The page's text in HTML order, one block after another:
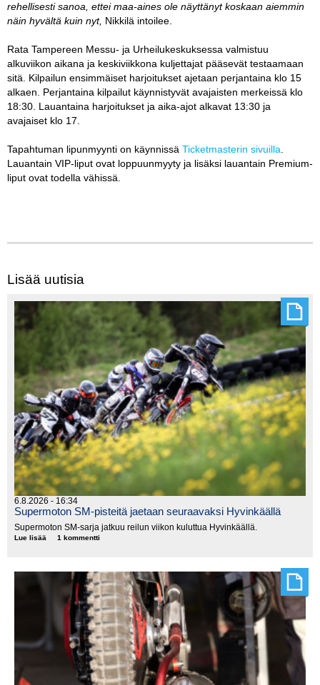
rehellisesti sanoa, ettei maa-aines ole näyttänyt koskaan aiemmin
näin hyvältä kuin nyt, Nikkilä intoilee.
Rata Tampereen Messu- ja Urheilukeskuksessa valmistuu
alkuviikon aikana ja keskiviikkona kuljettajat pääsevät testaamaan
sitä. Kilpailun ensimmäiset harjoitukset ajetaan perjantaina klo 15
alkaen. Perjantaina kilpailut käynnistyvät avajaisten merkeissä klo
18:30. Lauantaina harjoitukset ja aika-ajot alkavat 13:30 ja
avajaiset klo 17.
Tapahtuman lipunmyynti on käynnissä Ticketmasterin sivuilla
Lauantain VIP-liput ovat loppuunmyyty ja lisäksi lauantain Premium-
liput ovat todella vähissä.
Lisää uutisia
6.8.2026 - 16:34
Supermoton SM-pisteitä jaetaan seuraavaksi Hyvinkäällä
Supermoton SM-sarja jatkuu reilun viikon kuluttua Hyvinkäällä.
Lue lisää Supermoton
seuraavaksi
Hyvinkäällä
1 kommentti